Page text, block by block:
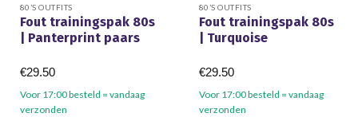
80’S OUTFITS
Fout trainingspak 80s
| Panterprint paars
Voor 17:00 besteld = vandaag
verzonden
€29.50
80’S OUTFITS
Fout trainingspak 80s
| Turquoise
Voor 17:00 besteld = vandaag
verzonden
€29.50